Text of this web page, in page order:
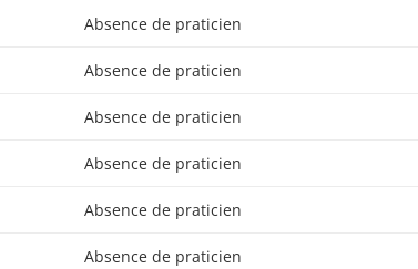
Absence de praticien
Absence de praticien
Absence de praticien
Absence de praticien
Absence de praticien
Absence de praticien